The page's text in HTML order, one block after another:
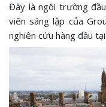
Đây là ngôi trường
viên sáng lập của
nghiên cứu hàng đầu